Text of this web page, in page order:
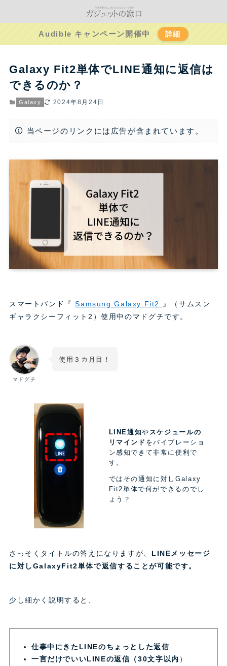
Audible キャンペーン開催中 詳細
Galaxy Fit2単体でLINE通知に返信は
できるのか？
Galaxy 2024年8月24日
当ページのリンクには広告が含まれています。
スマートバンド『Samsung Galaxy Fit2 』
（サムスン
ギャラクシーフィット2）使用中のマドグチです。
マドグチ
使用３カ月目！
LINE通知や スケジュールの
リマインド をバイブレーショ
ン感知できて非常に便利で
す。
ではその通知に対しGalaxy
Fit2単体で何ができるのでし
ょう？
さっそくタイトルの答えになりますが、 LINEメッセージ
に対しGalaxyFit2単体で返信することが可能です。
少し細かく説明すると、
仕事中にきたLINEのちょっとした返信
一言だけでいいLINEの返信（30文字以内 ）